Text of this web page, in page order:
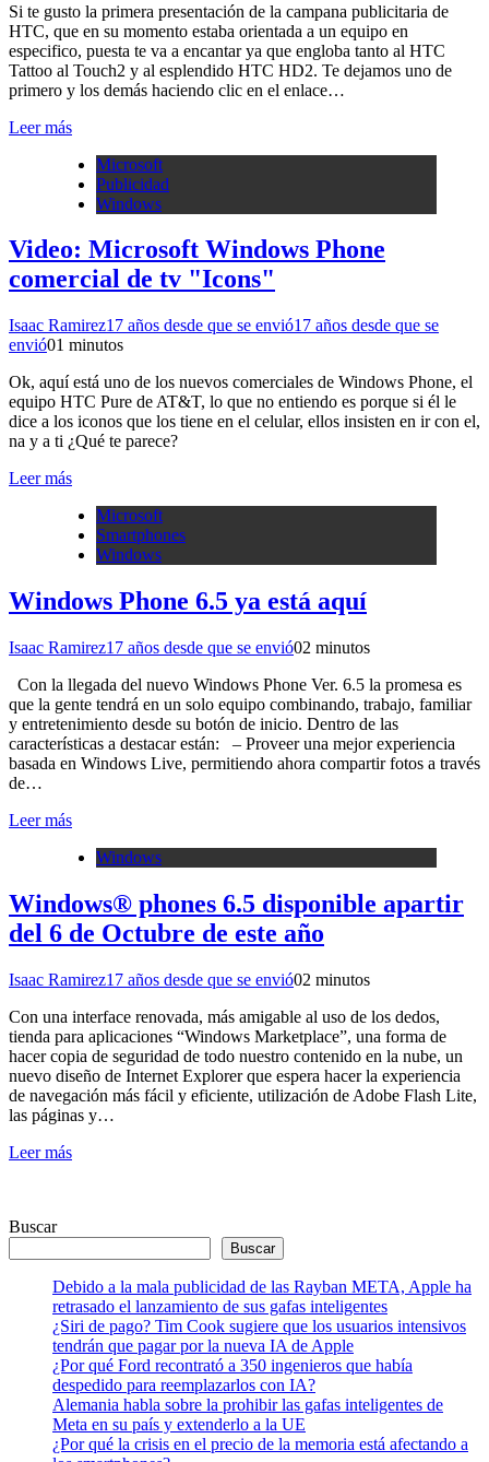
Si te gusto la primera presentación de la campana publicitaria de
HTC, que en su momento estaba orientada a un equipo en
especifico, puesta te va a encantar ya que engloba tanto al HTC
Tattoo al Touch2 y al esplendido HTC HD2. Te dejamos uno de
primero y los demás haciendo clic en el enlace…
Leer más
Microsoft
Publicidad
Windows
Video: Microsoft Windows Phone
comercial de tv "Icons"
Isaac Ramirez17 años desde que se envió17 años desde que se
envió01 minutos
Ok, aquí está uno de los nuevos comerciales de Windows Phone, el
equipo HTC Pure de AT&T, lo que no entiendo es porque si él le
dice a los iconos que los tiene en el celular, ellos insisten en ir con el,
na y a ti ¿Qué te parece?
Leer más
Microsoft
Smartphones
Windows
Windows Phone 6.5 ya está aquí
Isaac Ramirez17 años desde que se envió02 minutos
Con la llegada del nuevo Windows Phone Ver. 6.5 la promesa es
que la gente tendrá en un solo equipo combinando, trabajo, familiar
y entretenimiento desde su botón de inicio. Dentro de las
características a destacar están: – Proveer una mejor experiencia
basada en Windows Live, permitiendo ahora compartir fotos a través
de…
Leer más
Windows
Windows® phones 6.5 disponible apartir
del 6 de Octubre de este año
Isaac Ramirez17 años desde que se envió02 minutos
Con una interface renovada, más amigable al uso de los dedos,
tienda para aplicaciones “Windows Marketplace”, una forma de
hacer copia de seguridad de todo nuestro contenido en la nube, un
nuevo diseño de Internet Explorer que espera hacer la experiencia
de navegación más fácil y eficiente, utilización de Adobe Flash Lite,
las páginas y…
Leer más
Buscar
Buscar
Debido a la mala publicidad de las Rayban META, Apple ha
retrasado el lanzamiento de sus gafas inteligentes
¿Siri de pago? Tim Cook sugiere que los usuarios intensivos
tendrán que pagar por la nueva IA de Apple
¿Por qué Ford recontrató a 350 ingenieros que había
despedido para reemplazarlos con IA?
Alemania habla sobre la prohibir las gafas inteligentes de
Meta en su país y extenderlo a la UE
¿Por qué la crisis en el precio de la memoria está afectando a